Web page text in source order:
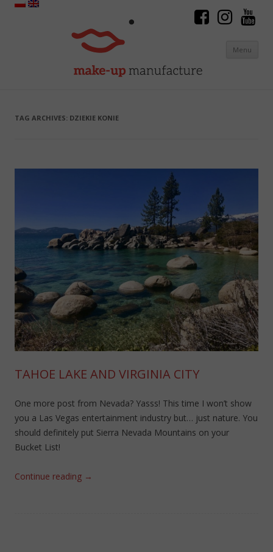
Menu
TAG ARCHIVES: DZIEKIE KONIE
TAHOE LAKE AND VIRGINIA CITY
One more post from Nevada? Yasss! This time I won’t show
you a Las Vegas entertainment industry but… just nature. You
should definitely put Sierra Nevada Mountains on your
Bucket List!
Continue reading →